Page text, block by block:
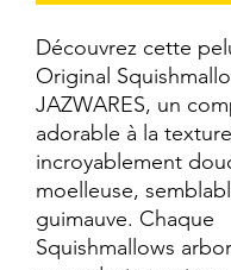
Découvrez cette
Original
JAZWARES, un
adorable à la texture
incroyablement
moelleuse,
guimauve. Chaque
Squishmallows